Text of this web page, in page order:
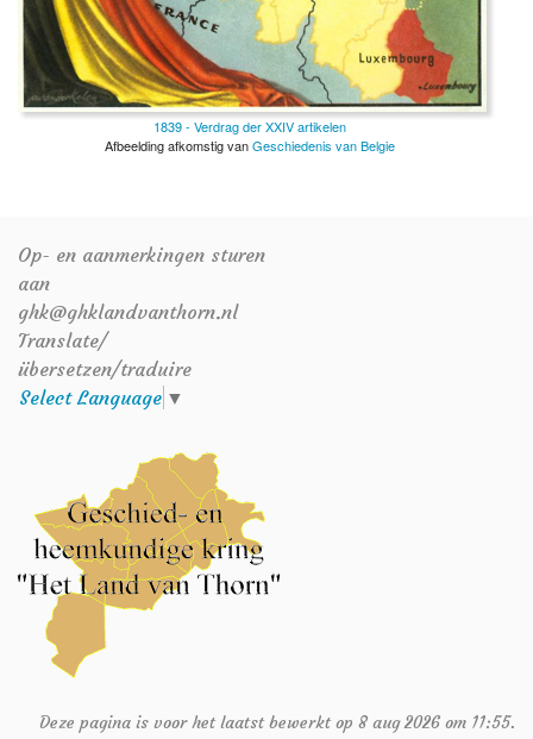
1839 - Verdrag der XXIV artikelen
Afbeelding afkomstig vanGeschiedenis van Belgie
Op- en aanmerkingen sturen
aan
ghk@ghklandvanthorn.nl
Translate/
übersetzen/traduire
Select Language ▼
Deze pagina is voor het laatst bewerkt op 8 aug 2026 om 11:55.